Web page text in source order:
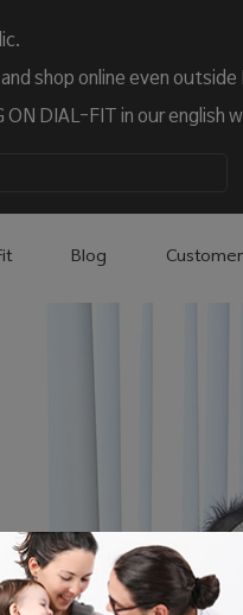
shop online even outside
ON DIAL-FIT in our english
Blog